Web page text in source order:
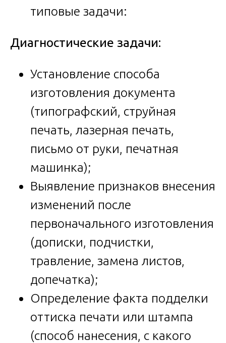
типовые задачи:
Диагностические задачи:
Установление способа
изготовления документа
(типографский, струйная
печать, лазерная печать,
письмо от руки, печатная
машинка);
Выявление признаков внесения
изменений после
первоначального изготовления
(дописки, подчистки,
травление, замена листов,
допечатка);
Определение факта подделки
оттиска печати или штампа
(способ нанесения, с какого